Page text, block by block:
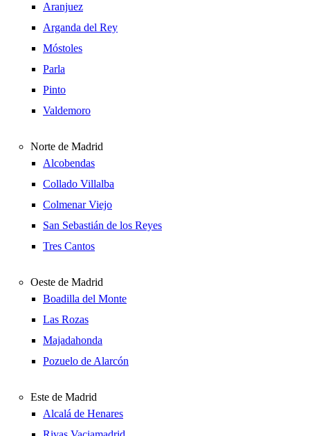
Aranjuez
Arganda del Rey
Móstoles
Parla
Pinto
Valdemoro
Norte de Madrid
Alcobendas
Collado Villalba
Colmenar Viejo
San Sebastián de los Reyes
Tres Cantos
Oeste de Madrid
Boadilla del Monte
Las Rozas
Majadahonda
Pozuelo de Alarcón
Este de Madrid
Alcalá de Henares